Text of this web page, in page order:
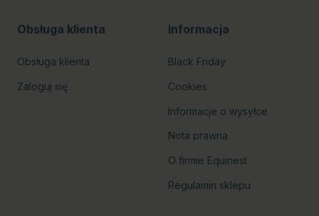
Obsługa klienta
Obsługa klienta
Zaloguj się
Informacja
Black Friday
Cookies
Informacje o wysyłce
Nota prawna
O firmie Equinest
Regulamin sklepu